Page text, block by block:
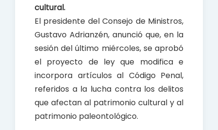
cultural.
El presidente del Consejo de Ministros,
Gustavo Adrianzén, anunció que, en la
sesión del último miércoles, se aprobó
el proyecto de ley que modifica e
incorpora artículos al Código Penal,
referidos a la lucha contra los delitos
que afectan al patrimonio cultural y al
patrimonio paleontológico.